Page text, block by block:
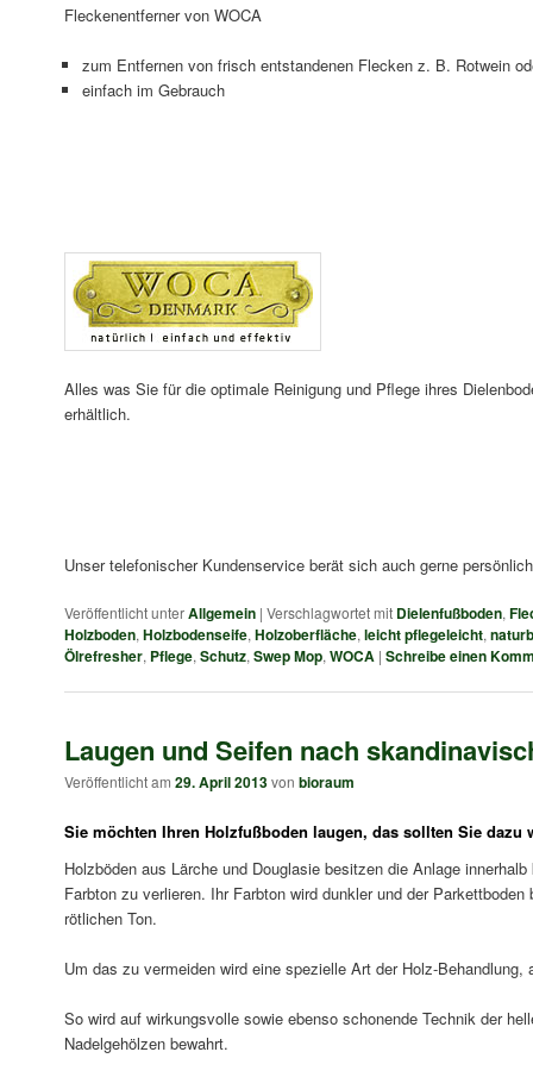
Fleckenentferner von WOCA
zum Entfernen von frisch entstandenen Flecken z. B. Rotwein
einfach im Gebrauch
Alles was Sie für die optimale Reinigung und Pflege ihres
erhältlich.
Unser telefonischer Kundenservice berät sich auch gerne
Veröffentlicht unterAllgemein | Verschlagwortet mit Dielenfußboden,
Holzboden, Holzbodenseife, Holzoberfläche, leicht pflegeleicht,
Ölrefresher, Pflege, Schutz, Swep Mop, WOCA | Schreibe einen
Laugen und Seifen nach
Veröffentlicht am 29. April 2013von bioraum
Sie möchten Ihren Holzfußboden laugen, das sollten Sie dazu
Holzböden aus Lärche und Douglasie besitzen die Anlage
Farbton zu verlieren. Ihr Farbton wird dunkler und der
rötlichen Ton.
Um das zu vermeiden wird eine spezielle Art der Holz-
So wird auf wirkungsvolle sowie ebenso schonende Technik der
Nadelgehölzen bewahrt.